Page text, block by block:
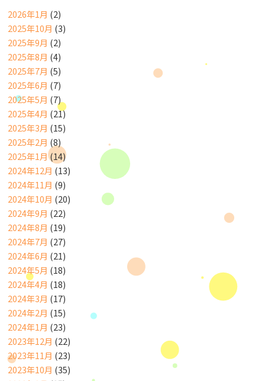
2026年1月 (2)
2025年10月 (3)
2025年9月 (2)
2025年8月 (4)
2025年7月 (5)
2025年6月 (7)
2025年5月 (7)
2025年4月 (21)
2025年3月 (15)
2025年2月 (8)
2025年1月(14)
2024年12月 (13)
2024年11月 (9)
2024年10月 (20)
2024年9月 (22)
2024年8月 (19)
2024年7月 (27)
2024年6月 (21)
2024年5月 (18)
2024年4月 (18)
2024年3月 (17)
2024年2月 (15)
2024年1月 (23)
2023年12月 (22)
2023年11月 (23)
2023年10月 (35)